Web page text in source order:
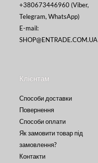
+380673446960 (Viber,
Telegram, WhatsApp)
E-mail:
SHOP@ENTRADE.COM.UA
Клієнтам
Способи доставки
Повернення
Способи оплати
Як замовити товар під
замовлення?
Контакти